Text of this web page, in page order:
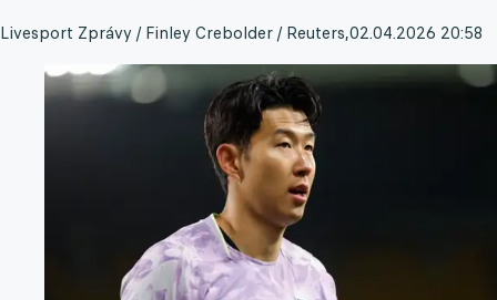
Livesport Zprávy / Finley Crebolder / Reuters,02.04.2026 20:58